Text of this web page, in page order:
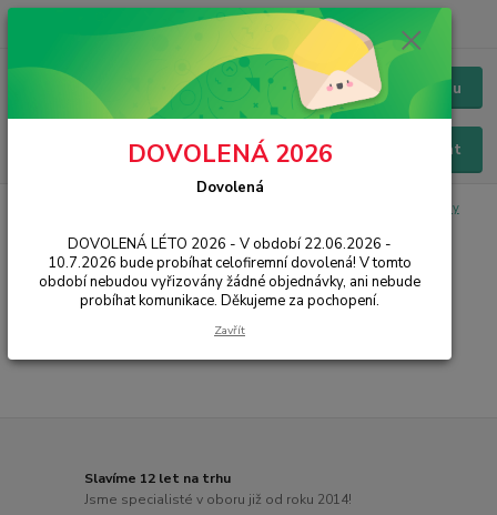
Menu
Hledat
Chat / Online podpora - 24/7
Pokladní systémy
Pokladny
Slavíme 12 let na trhu
Jsme specialisté v oboru již od roku 2014!
DOVOLENÁ 2026
Dovolená
DOVOLENÁ LÉTO 2026 - V období 22.06.2026 -
10.7.2026 bude probíhat celofiremní dovolená! V tomto
období nebudou vyřizovány žádné objednávky, ani nebude
probíhat komunikace. Děkujeme za pochopení.
Zavřít